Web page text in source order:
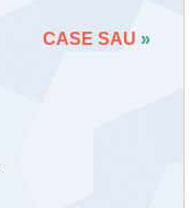
CASE SAU »